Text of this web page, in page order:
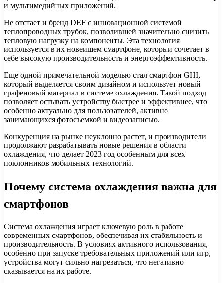
и мультимедийных приложений.
Не отстает и бренд DEF с инновационной системой
теплопроводных трубок, позволившей значительно снизить
тепловую нагрузку на компоненты. Эта технология
используется в их новейшем смартфоне, который сочетает в
себе высокую производительность и энергоэффективность.
Еще одной примечательной моделью стал смартфон GHI,
который выделяется своим дизайном и использует новый
графеновый материал в системе охлаждения. Такой подход
позволяет остывать устройству быстрее и эффективнее, что
особенно актуально для пользователей, активно
занимающихся фотосъемкой и видеозаписью.
Конкуренция на рынке неуклонно растет, и производители
продолжают разрабатывать новые решения в области
охлаждения, что делает 2023 год особенным для всех
поклонников мобильных технологий.
Почему система охлаждения важна для
смартфонов
Система охлаждения играет ключевую роль в работе
современных смартфонов, обеспечивая их стабильность и
производительность. В условиях активного использования,
особенно при запуске требовательных приложений или игр,
устройства могут сильно нагреваться, что негативно
сказывается на их работе.